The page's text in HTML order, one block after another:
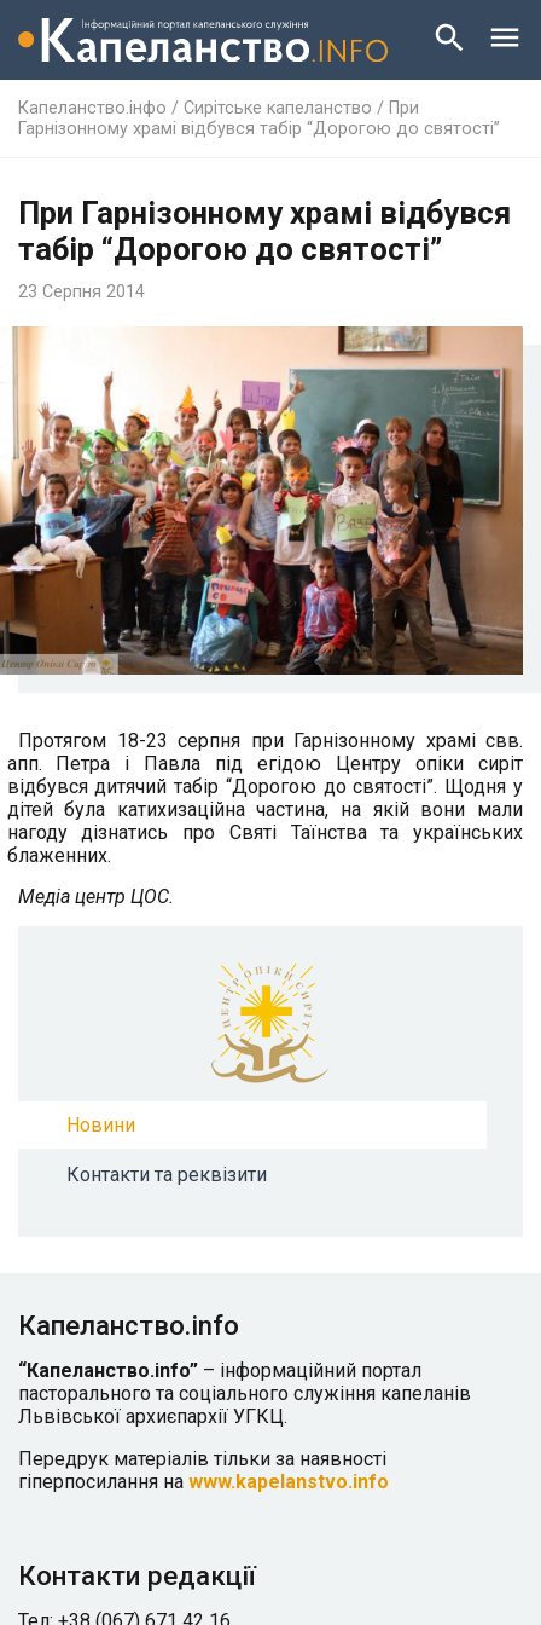
Капеланство.інфо / Сирітське капеланство / При
Гарнізонному храмі відбувся табір “Дорогою до святості”
При Гарнізонному храмі відбувся
табір “Дорогою до святості”
23 Серпня 2014
Протягом 18-23 серпня при Гарнізонному храмі свв.
апп. Петра і Павла під егідою Центру опіки сиріт
відбувся дитячий табір “Дорогою до святості”. Щодня у
дітей була катихизаційна частина, на якій вони мали
нагоду дізнатись про Святі Таїнства та українських
блаженних.
Медіа центр ЦОС.
Новини
Контакти та реквізити
Капеланство.info
“Капеланство.info” – інформаційний портал
пасторального та соціального служіння капеланів
Львівської архиєпархії УГКЦ.
Передрук матеріалів тільки за наявності
гіперпосилання на www.kapelanstvo.info
Контакти редакції